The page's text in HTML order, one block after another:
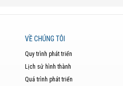
VỀ CHÚNG TÔI
Quy trình phát triển
Lịch sử hình thành
Quá trình phát triển